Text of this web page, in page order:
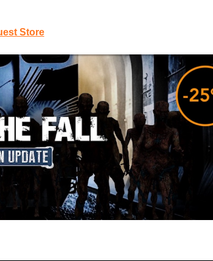
Store